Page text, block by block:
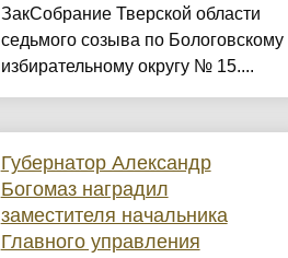
ЗакСобрание Тверской области
седьмого созыва по Бологовскому
избирательному округу № 15....
Губернатор Александр
Богомаз наградил
заместителя начальника
Главного управления